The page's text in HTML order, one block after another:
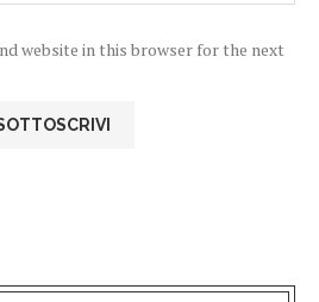
website in this browser for the next